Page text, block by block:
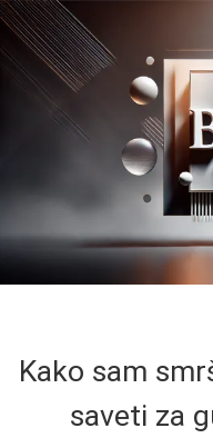
Kako sam
saveti za